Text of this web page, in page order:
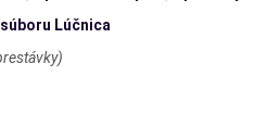
Lúčnica
prestávky)